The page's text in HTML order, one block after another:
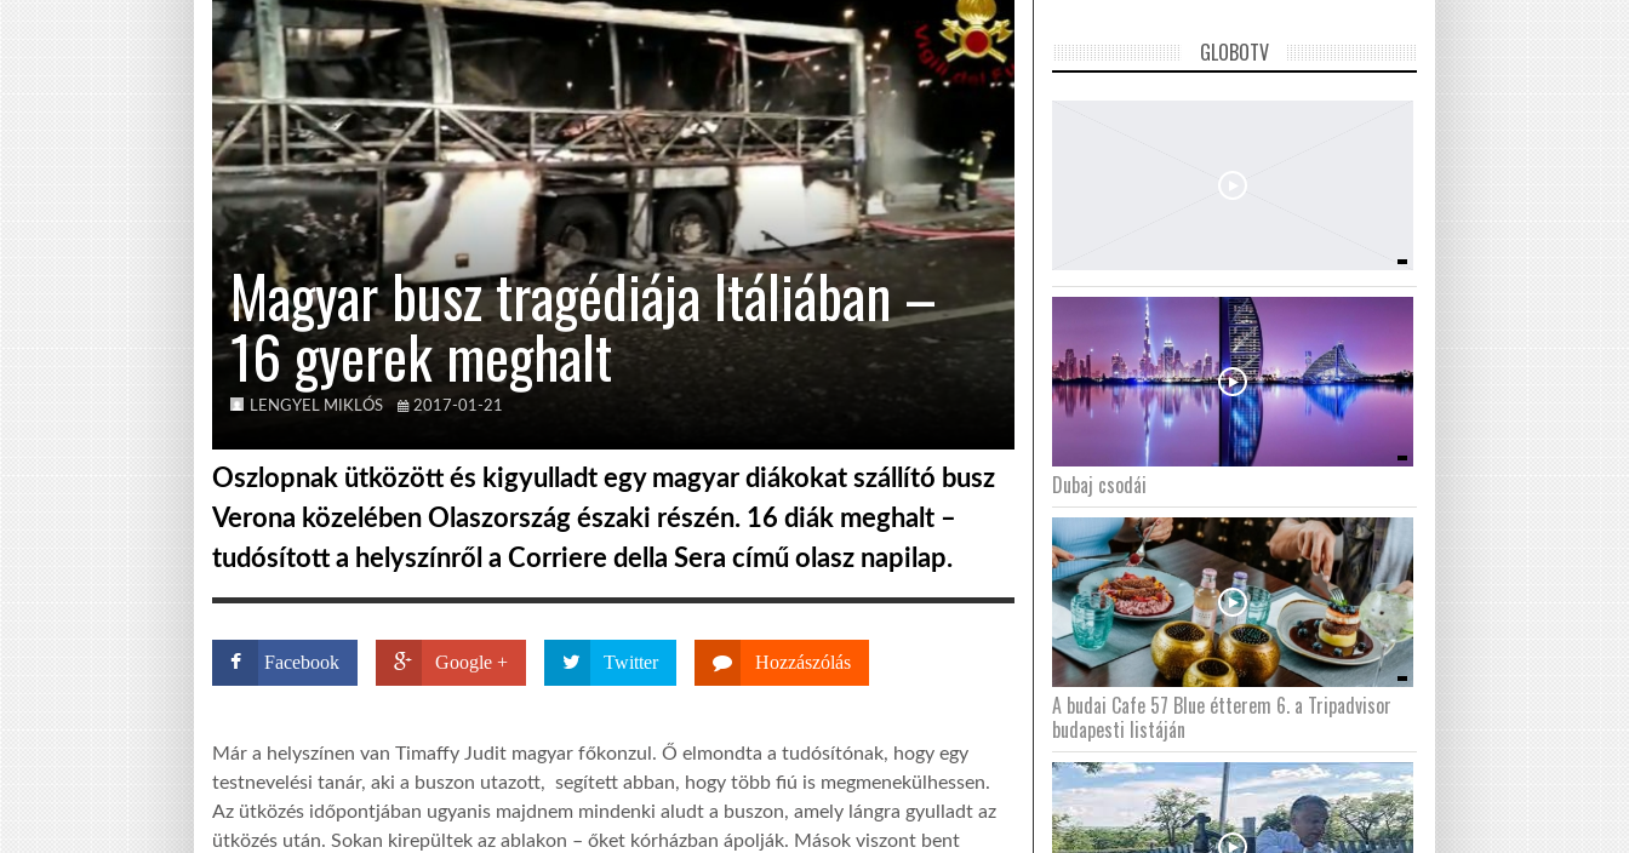
Magyar busz tragédiája Itáliában –
16 gyerek meghalt
LENGYEL MIKLÓS 2017-01-21
Oszlopnak ütközött és kigyulladt egy magyar diákokat szállító busz
Verona közelében Olaszország északi részén. 16 diák meghalt –
tudósított a helyszínről a Corriere della Sera című olasz napilap.
Facebook Google + Twitter Hozzászólás
Már a helyszínen van Timaffy Judit magyar főkonzul. Ő elmondta a tudósítónak, hogy egy
testnevelési tanár, aki a buszon utazott, segített abban, hogy több fiú is megmenekülhessen.
Az ütközés időpontjában ugyanis majdnem mindenki aludt a buszon, amely lángra gyulladt az
ütközés után. Sokan kirepültek az ablakon – őket kórházban ápolják. Mások viszont bent
GLOBOTV
Dubaj csodái
A budai Cafe 57 Blue étterem 6. a Tripadvisor
budapesti listáján